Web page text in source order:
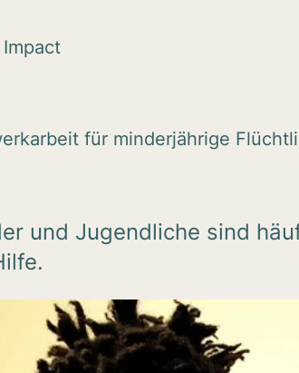
für min­der­jäh­rige
und Jugendliche sind